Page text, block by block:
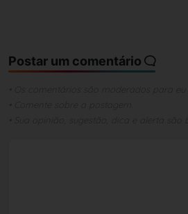
Postar um comentário